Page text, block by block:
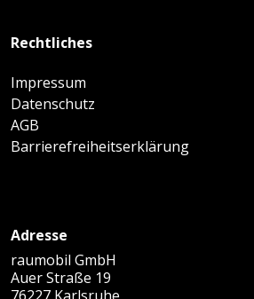
Rechtliches
Impressum
Datenschutz
AGB
Barrierefreiheitserklärung
Adresse
raumobil GmbH
Auer Straße 19